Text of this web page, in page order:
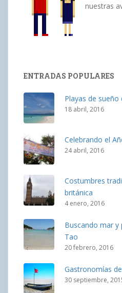
nuestras
ENTRADAS POPULARES
Playas de sueño
18 abril, 2016
Celebrando el
24 abril, 2016
Costumbres
británica
4 enero, 2016
Buscando mar y
Tao
20 febrero, 2016
Gastronomías
30 septiembre,